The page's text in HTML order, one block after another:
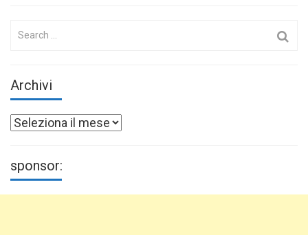
Search
Archivi
Archivi
sponsor: